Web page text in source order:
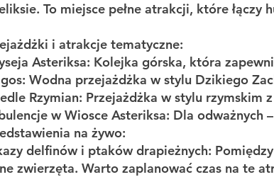
To miejsce pełne atrakcji, które
i atrakcje tematyczne:
Asteriksa: Kolejka górska, która
Wodna przejażdżka w stylu Dzikiego
Rzymian: Przejażdżka w stylu rzymskim
w Wiosce Asteriksa: Dla odważnych
na żywo:
delfinów i ptaków drapieżnych:
zwierzęta. Warto zaplanować czas na te